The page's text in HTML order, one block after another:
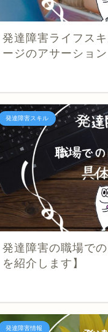
発達障害ライフス
ージのアサーショ
発達障害スキル
発達障害の職場で
を紹介します】
発達障害情報